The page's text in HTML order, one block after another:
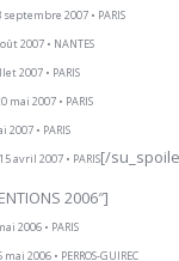
2007 • PARIS
2007 • NANTES
2007 • PARIS
mai 2007 • PARIS
2007 • PARIS
avril 2007 • PARIS[/
2006″]
2006 • PARIS
mai 2006 • PERROS-GUIREC